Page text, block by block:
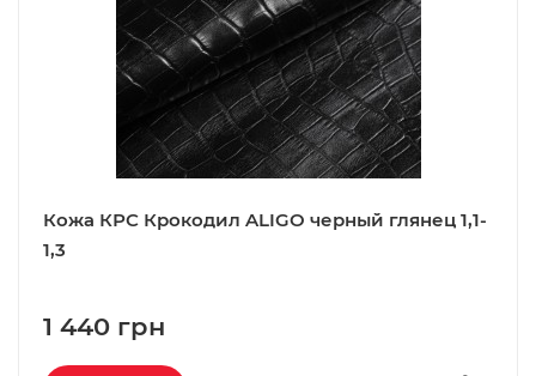
Кожа КРС Крокодил ALIGO черный глянец 1,1-
1,3
1 440 грн